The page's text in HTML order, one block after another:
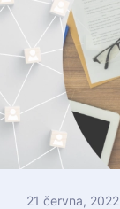
21 června, 2022